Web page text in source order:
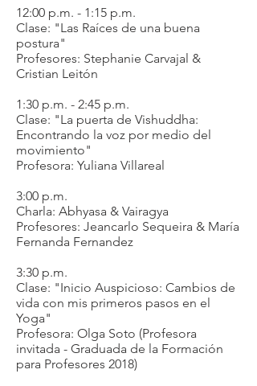
12:00 p.m. - 1:15 p.m.
Clase: "Las Raíces de una buena
postura"
Profesores: Stephanie Carvajal &
Cristian Leitón
1:30 p.m. - 2:45 p.m.
Clase: "La puerta de Vishuddha:
Encontrando la voz por medio del
movimiento"
Profesora: Yuliana Villareal
3:00 p.m.
Charla: Abhyasa & Vairagya
Profesores: Jeancarlo Sequeira & María
Fernanda Fernandez
3:30 p.m.
Clase: "Inicio Auspicioso: Cambios de
vida con mis primeros pasos en el
Yoga"
Profesora: Olga Soto (Profesora
invitada - Graduada de la Formación
para Profesores 2018)